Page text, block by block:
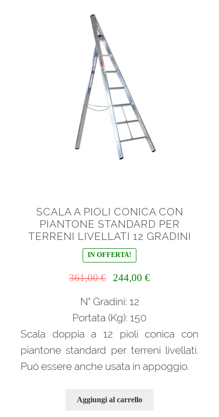
SCALA A PIOLI CONICA CON
PIANTONE STANDARD PER
TERRENI LIVELLATI 12 GRADINI
IN OFFERTA!
361,00€
originale
361,00 €.
244,00 €Il
N° Gradini: 12
Portata (Kg): 150
Scala doppia a 12 pioli conica con
piantone standard per terreni livellati.
Può essere anche usata in appoggio.
Aggiungi al carrello